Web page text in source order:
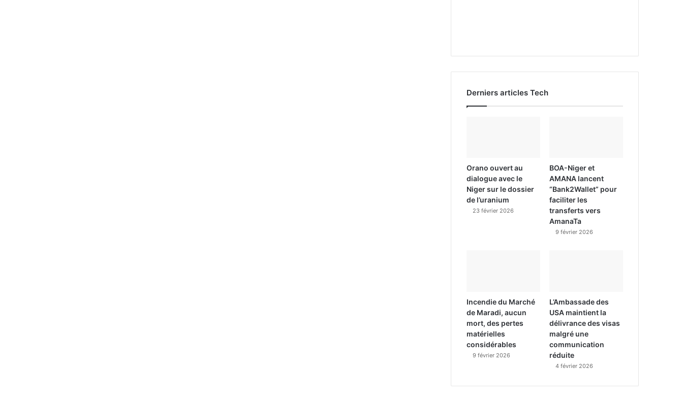
Derniers articles Tech
Orano ouvert au
dialogue avec le
Niger sur le dossier
de l’uranium
23 février 2026
BOA-Niger et
AMANA lancent
“Bank2Wallet” pour
faciliter les
transferts vers
AmanaTa
9 février 2026
Incendie du Marché
de Maradi, aucun
mort, des pertes
matérielles
considérables
9 février 2026
L’Ambassade des
USA maintient la
délivrance des visas
malgré une
communication
réduite
4 février 2026